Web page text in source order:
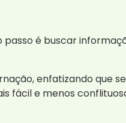
é buscar
enfatizando que
fácil e menos